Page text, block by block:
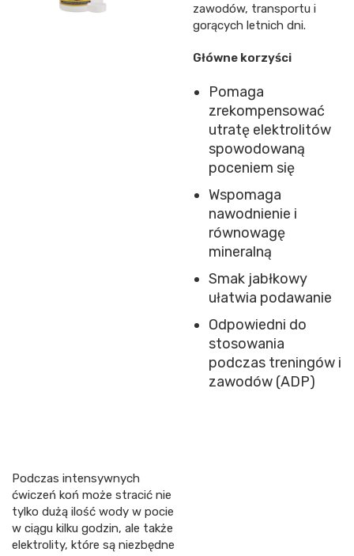
zawodów, transportu i
gorących letnich dni.
Główne korzyści
Pomaga
zrekompensować
utratę elektrolitów
spowodowaną
poceniem się
Wspomaga
nawodnienie i
równowagę
mineralną
Smak jabłkowy
ułatwia podawanie
Odpowiedni do
stosowania
podczas treningów i
zawodów (ADP)
Podczas intensywnych
ćwiczeń koń może stracić nie
tylko dużą ilość wody w pocie
w ciągu kilku godzin, ale także
elektrolity, które są niezbędne